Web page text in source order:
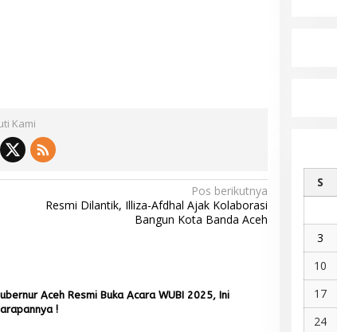
Kami
Pos berikutnya
Resmi Dilantik, Illiza-Afdhal Ajak Kolaborasi
Bangun Kota Banda Aceh
Aceh Resmi Buka Acara WUBI 2025, Ini
!
S
3
10
17
24